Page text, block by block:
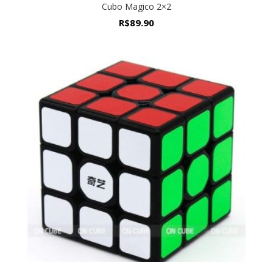
Cubo Magico 2×2
R$89.90